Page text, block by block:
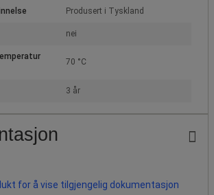
Produsert i Tyskland
nei
70 °C
3 år
for å vise tilgjengelig dokumentasjon